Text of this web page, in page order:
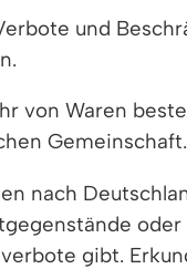
und
von Waren
Gemeinschaft.
nach
gibt.